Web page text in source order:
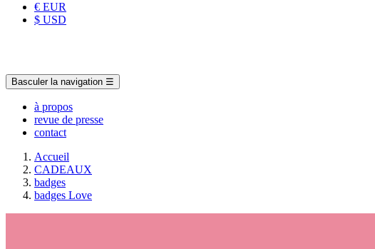
€ EUR
$ USD
Basculer la navigation ☰
à propos
revue de presse
contact
Accueil
CADEAUX
badges
badges Love